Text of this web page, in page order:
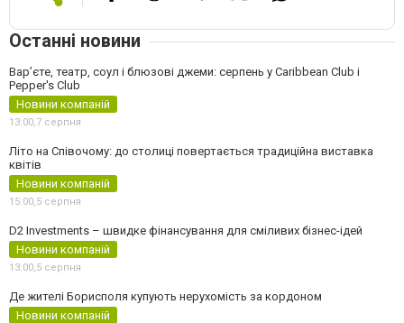
Останні новини
Вар’єте, театр, соул і блюзові джеми: серпень у Caribbean Club і
Pepper's Club
Новини компаній
13:00,7 серпня
Літо на Співочому: до столиці повертається традиційна виставка
квітів
Новини компаній
15:00,5 серпня
D2 Investments – швидке фінансування для сміливих бізнес-ідей
Новини компаній
13:00,5 серпня
Де жителі Борисполя купують нерухомість за кордоном
Новини компаній